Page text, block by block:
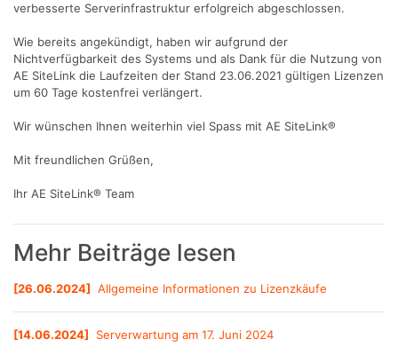
verbesserte Serverinfrastruktur erfolgreich abgeschlossen.
Wie bereits angekündigt, haben wir aufgrund der
Nichtverfügbarkeit des Systems und als Dank für die Nutzung von
AE SiteLink die Laufzeiten der Stand 23.06.2021 gültigen Lizenzen
um 60 Tage kostenfrei verlängert.
Wir wünschen Ihnen weiterhin viel Spass mit AE SiteLink®
Mit freundlichen Grüßen,
Ihr AE SiteLink® Team
Mehr Beiträge lesen
[26.06.2024] Allgemeine Informationen zu Lizenzkäufe
[14.06.2024] Serverwartung am 17. Juni 2024